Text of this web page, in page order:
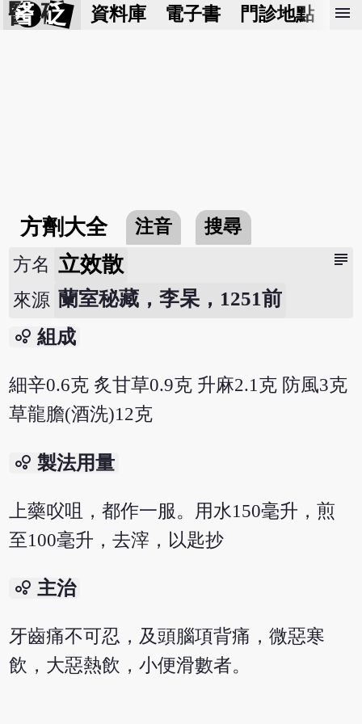
醫 砭 資料庫 電子書 門診地點 預
menu
方劑大全 注音 搜尋
subject
方名 立效散
來源 蘭室秘藏，李杲，1251前
bubble_chart 組成
細辛0.6克 炙甘草0.9克 升麻2.1克 防風3克
草龍膽(酒洗)12克
bubble_chart 製法用量
上藥㕮咀，都作一服。用水150毫升，煎
至100毫升，去滓，以匙抄
bubble_chart 主治
牙齒痛不可忍，及頭腦項背痛，微惡寒
飲，大惡熱飲，小便滑數者。